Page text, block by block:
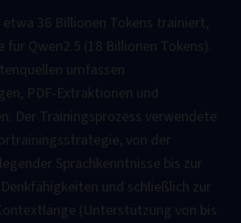
36 Billionen Tokens trainiert,
Qwen2.5 (18 Billionen Tokens).
umfassen
PDF-Extraktionen und
Der Trainingsprozess verwendete
von der
Sprachkenntnisse bis zur
und schließlich zur
(Unterstützung von bis